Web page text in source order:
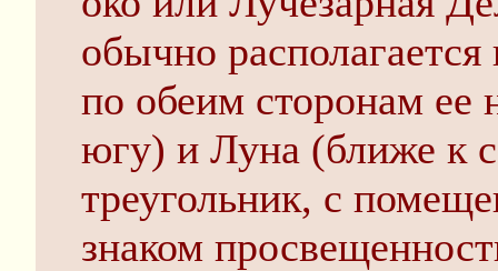
обычно
по обеим сторонам ее
югу) и Луна (ближе к
треугольник, с
знаком